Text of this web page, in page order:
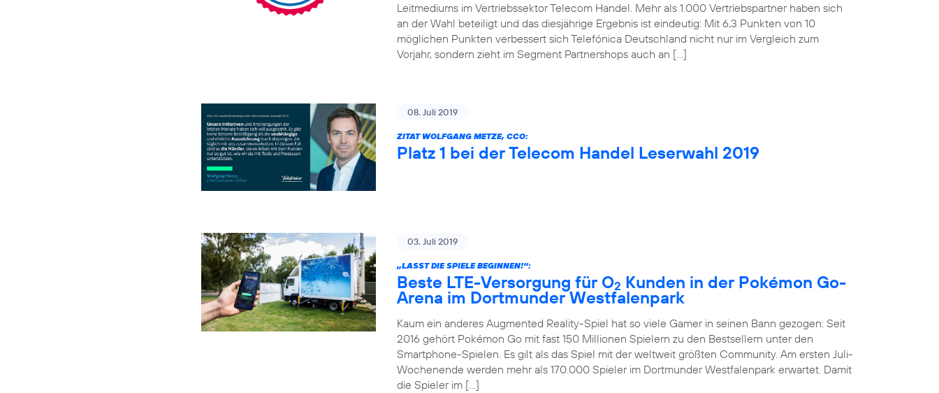
Leitmediums im Vertriebssektor Telecom Handel. Mehr als 1.000 Vertriebspartner haben sich
an der Wahl beteiligt und das diesjährige Ergebnis ist eindeutig: Mit 6,3 Punkten von 10
möglichen Punkten verbessert sich Telefónica Deutschland nicht nur im Vergleich zum
Vorjahr, sondern zieht im Segment Partnershops auch an […]
08. Juli 2019
ZITAT WOLFGANG METZE, CCO:
Platz 1 bei der Telecom Handel Leserwahl 2019
03. Juli 2019
„LASST DIE SPIELE BEGINNEN!“:
Beste LTE-Versorgung für O2 Kunden in der Pokémon Go-
Arena im Dortmunder Westfalenpark
Kaum ein anderes Augmented Reality-Spiel hat so viele Gamer in seinen Bann gezogen: Seit
2016 gehört Pokémon Go mit fast 150 Millionen Spielern zu den Bestsellern unter den
Smartphone-Spielen. Es gilt als das Spiel mit der weltweit größten Community. Am ersten Juli-
Wochenende werden mehr als 170.000 Spieler im Dortmunder Westfalenpark erwartet. Damit
die Spieler im […]